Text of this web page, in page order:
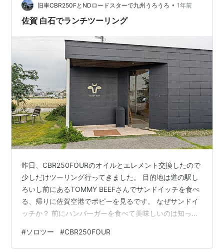
がいつの間にか真横に！ビビりました。 静かなので気づ
きませんでした(笑) 50キロは出てたと思いますが下りだ
旧車CBR250FとNDロードスターで九州うろうろ • 1年前
佐賀 白石でランチツーリング
昨日、CBR250FOURのオイルとエレメント交換したので
少しだけツーリング行ってきました。 目的地は道の駅し
ろいし前にあるTOMMY BEEFさんでサンドイッチを食べ
る、帰りに佐賀空港でポピーを見るです。 なぜサンドイ
ッチか？ 前にハンバーガーを食べて美味しいのは知って
時からなのでその時間に到着するように合わせて向かい
ましたが空模様があやしい。雲が黒くてすぐにでも降り
#ソロツー #CBR250FOUR